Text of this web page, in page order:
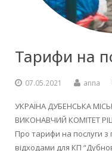
Тарифи на
07.05.2021 anna
УКРАЇНА ДУБЕНСЬКА
ВИКОНАВЧИЙ КОМІТЕТ
Про тарифи на послуги
відходами для КП